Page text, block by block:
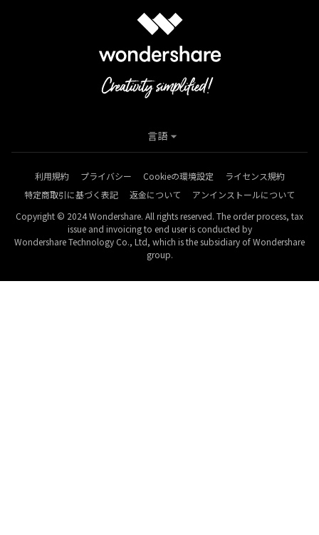
利用規約 プライバシー Cookieの環境設定
ライセンス規約
特定商取引に基づく表記
返金について
アンインストールについて
Copyright © 2024 Wondershare. All rights reserved. The order process, tax
issue and invoicing to end user is conducted by
Wondershare Technology Co., Ltd, which is the subsidiary of Wondershare
group.
言語